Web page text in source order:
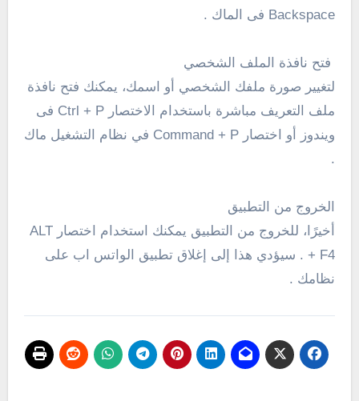
Backspace فى الماك .
فتح نافذة الملف الشخصي
لتغيير صورة ملفك الشخصي أو اسمك، يمكنك فتح نافذة
ملف التعريف مباشرة باستخدام الاختصار Ctrl + P فى
ويندوز أو اختصار Command + P في نظام التشغيل ماك
.
الخروج من التطبيق
أخيرًا، للخروج من التطبيق يمكنك استخدام اختصار ALT
+ F4 . سيؤدي هذا إلى إغلاق تطبيق الواتس اب على
نظامك .